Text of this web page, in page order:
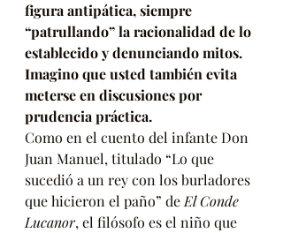
figura antipática, siempre
“patrullando” la racionalidad de lo
establecido y denunciando mitos.
Imagino que usted también evita
meterse en discusiones por
prudencia práctica.
Como en el cuento del infante Don
Juan Manuel, titulado “Lo que
sucedió a un rey con los burladores
que hicieron el paño” de El Conde
Lucanor, el filósofo es el niño que